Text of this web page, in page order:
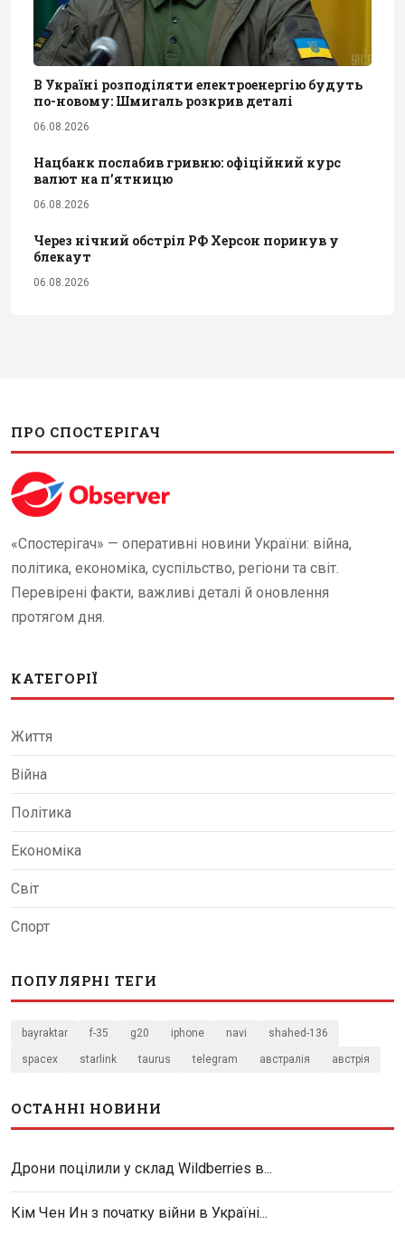
В Україні розподіляти електроенергію будуть
по-новому: Шмигаль розкрив деталі
06.08.2026
Нацбанк послабив гривню: офіційний курс
валют на п’ятницю
06.08.2026
Через нічний обстріл РФ Херсон поринув у
блекаут
06.08.2026
ПРО СПОСТЕРІГАЧ
«Спостерігач» — оперативні новини України: війна,
політика, економіка, суспільство, регіони та світ.
Перевірені факти, важливі деталі й оновлення
протягом дня.
КАТЕГОРІЇ
Життя
Війна
Політика
Економіка
Світ
Спорт
ПОПУЛЯРНІ ТЕГИ
bayraktar f-35 g20 iphone navi shahed-136
spacex starlink taurus telegram австралія австрія
ОСТАННІ НОВИНИ
Дрони поцілили у склад Wildberries в...
Кім Чен Ин з початку війни в Україні...